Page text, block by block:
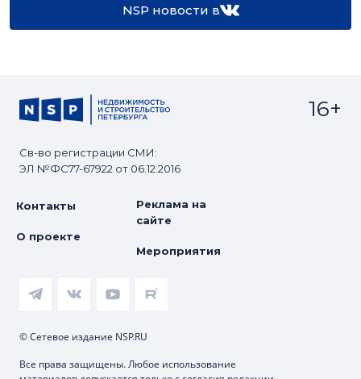
NSP новости в
Св-во регистрации СМИ:
ЭЛ №ФС77-67922 от 06.12.2016
16+
Контакты
О проекте
Реклама на
сайте
Мероприятия
© Сетевое издание NSP.RU
Все права защищены. Любое использование